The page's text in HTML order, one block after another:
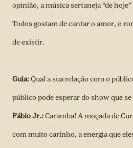
opinião, a música sertaneja “de
Todos gostam de cantar o amor, o
de existir.
Guia:Qual a sua relação com o
público pode esperar do show que
Fábio Jr.:Caramba! A moçada de
com muito carinho, a energia que